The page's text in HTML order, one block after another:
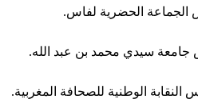
الجماعة الحضرية لفاس.
جامعة سيدي محمد بن عبد الله.
الوطنية للصحافة المغربية.